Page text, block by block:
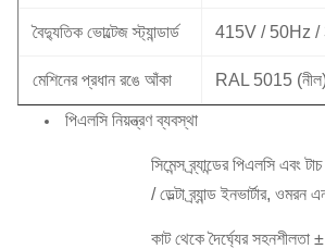
বৈদ্যুতিক ভোল্টেজ স্ট্যান্ডার্ড 415V / 50Hz /
মেশিনের প্রধান রঙে আঁকা RAL 5015 (নীল)
পিএলসি নিয়ন্ত্রণ ব্যবস্থা
সিমেন্স ব্র্যান্ডের পিএলসি এবং
/ ডেল্টা ব্র্যান্ড ইনভার্টার, ওমরন
কাট থেকে দৈর্ঘ্যের সহনশীলতা